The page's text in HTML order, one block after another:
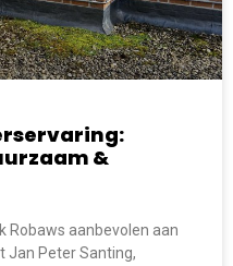
&
Robaws aanbevolen aan
Jan Peter Santing,